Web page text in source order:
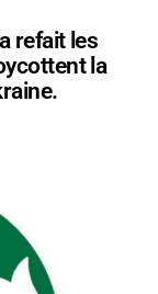
refait les
la